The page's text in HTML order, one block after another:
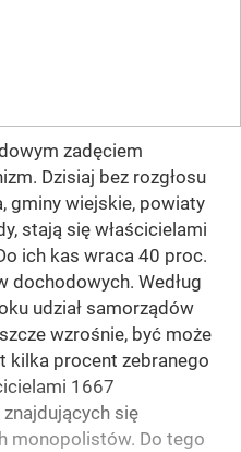
zadęciem
Dzisiaj bez rozgłosu
gminy wiejskie, powiaty
stają się właścicielami
ich kas wraca 40 proc.
dochodowych. Według
udział samorządów
wzrośnie, być może
kilka procent zebranego
1667
się
monopolistów. Do tego